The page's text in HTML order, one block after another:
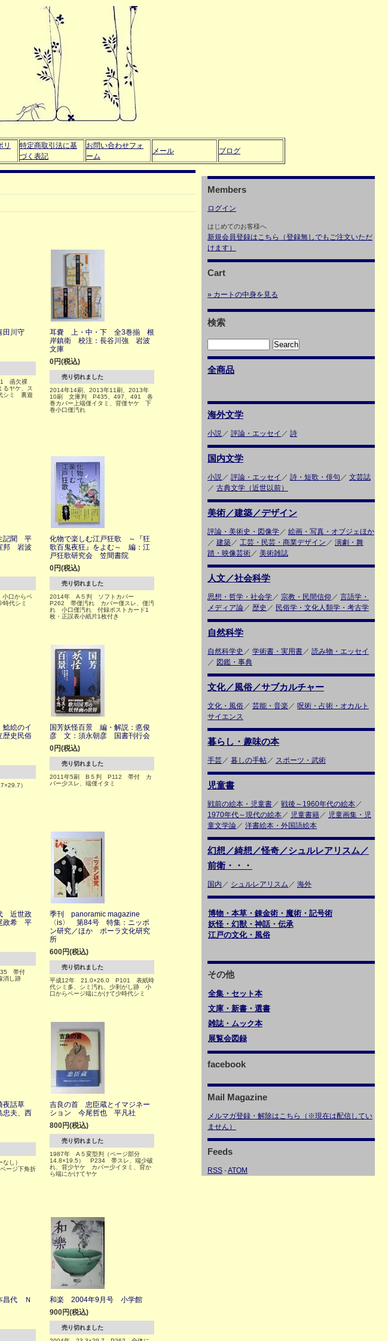
リ
特定商取引法に基
づく表記
お問い合わせフォ
ーム
メール ブログ
川守
函欠裸
ヤケ、ス
シミ 裏遊
耳嚢 上・中・下 全3巻揃 根
岸鎮衛 校注：長谷川強 岩波
文庫
0円(税込)
売り切れました
2014年14刷、2013年11刷、2013年
10刷 文庫判 P435、497、491 各
巻カバー上端僅イタミ、背僅ヤケ 下
巻小口僅汚れ
記聞 平
邦 岩波
口からペ
時代シミ
化物で楽しむ江戸狂歌 ～『狂
歌百鬼夜狂』をよむ～ 編：江
戸狂歌研究会 笠間書院
0円(税込)
売り切れました
2014年 A５判 ソフトカバー
P262 帯僅汚れ カバー僅スレ、僅汚
れ 小口僅汚れ 付録ポストカード1
枚・正誤表小紙片1枚付き
絵のイ
史民俗
）
国芳妖怪百景 編・解説：悳俊
彦 文：須永朝彦 国書刊行会
0円(税込)
売り切れました
2011年5刷 B５判 P112 帯付 カ
バー少スレ、端僅イタミ
近世政
政希 平
帯付
消し跡
季刊 panoramic magazine
〈is〉 第84号 特集：ニッポ
ン研究／ほか ポーラ文化研究
所
600円(税込)
売り切れました
平成12年 21.0×26.0 P101 表紙時
代シミ多、シミ汚れ、少剥がし跡 小
口からページ端にかけて少時代シミ
夜話草
夫、西
なし）
ージ下角折
吉良の首 忠臣蔵とイマジネー
ション 今尾哲也 平凡社
800円(税込)
売り切れました
1987年 A５変型判（ページ部分
14.8×19.5） P234 帯スレ、端少破
れ、背少ヤケ カバー少イタミ、背か
ら端にかけてヤケ
昌代 Ｎ
和楽 2004年9月号 小学館
900円(税込)
売り切れました
Members
ログイン
はじめてのお客様へ
新規会員登録はこちら（登録無しでもご注文いただ
けます）
Cart
» カートの中身を見る
検索
全商品
海外文学
小説／ 評論・エッセイ ／ 詩
国内文学
小説／ 評論・エッセイ ／ 詩・短歌・俳句 ／ 文芸誌
／ 古典文学（近世以前）
美術／建築／デザイン
評論・美術史・図像学／ 絵画・写真・オブジェほか
／ 建築／ 工芸・民芸・商業デザイン ／ 演劇・舞
踏・映像芸術／ 美術雑誌
人文／社会科学
思想・哲学・社会学／ 宗教・民間信仰 ／ 言語学・
メディア論／ 歴史 ／ 民俗学・文化人類学・考古学
自然科学
自然科学史 ／ 学術書・実用書／ 読み物・エッセイ
／ 図鑑・事典
文化／風俗／サブカルチャー
文化・風俗／ 芸能・音楽 ／ 呪術・占術・オカルト
サイエンス
暮らし・趣味の本
手芸／ 暮しの手帖／ スポーツ・武術
児童書
戦前の絵本・児童書／ 戦後～1960年代の絵本／
1970年代～現代の絵本／ 児童書籍／ 児童画集・児
童文学論／ 洋書絵本・外国語絵本
幻想／綺想／怪奇／シュルレアリスム／
前衛・・・
国内 ／ シュルレアリスム ／ 海外
博物・本草・錬金術・魔術・記号術
妖怪・幻獣・神話・伝承
江戸の文化・風俗
その他
全集・セット本
文庫・新書・選書
雑誌・ムック本
展覧会図録
facebook
Mail Magazine
メルマガ登録・解除はこちら（※現在は配信してい
ません）
Feeds
RSS -ATOM